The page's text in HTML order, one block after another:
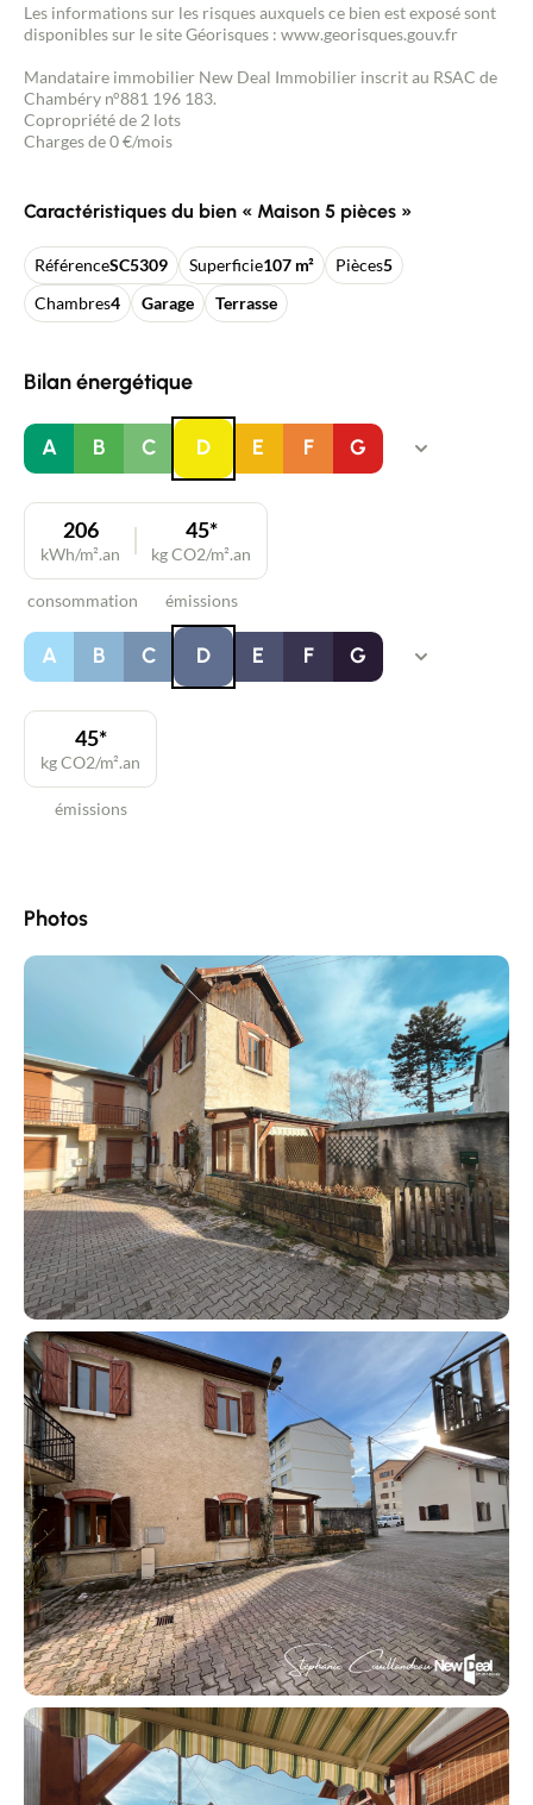
Les informations sur les risques auxquels ce bien est exposé sont
disponibles sur le site Géorisques : www.georisques.gouv.fr
Mandataire immobilier New Deal Immobilier inscrit au RSAC de
Chambéry n°881 196 183.
Copropriété de 2 lots
Charges de 0 €/mois
Caractéristiques du bien « Maison 5 pièces »
RéférenceSC5309 Superficie107 m² Pièces5
Chambres4 Garage Terrasse
Bilan énergétique
A B C D E F G
consommation
206
kWh/m².an
émissions
45*
kg CO2/m².an
A B C D E F G
émissions
45*
kg CO2/m².an
Photos